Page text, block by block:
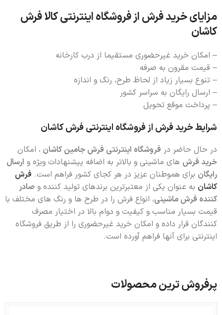
مزایای خرید فرش از فروشگاه اینترنتی کالا فرش
کاشان
– امکان خرید غیرحضوری مستقیما از درب کارخانه
– قیمت مقرون به صرفه
– تنوع بسیار زیاد از لحاظ طرح، رنگ و اندازه
– ارسال رایگان به سراسر کشور
– پرداخت موقع تحویل
شرایط خرید فرش از فروشگاه اینترنتی فرش کاشان
در حال حاضر در فروشگاه اینترنتی فرش جامین کاشان ، امکان
خرید فرش های ماشینی و بالاتر به اضافه پیشنهادات ویژه و ارسال
رایگان برای هموطنان عزیز در هر کجای کشور فراهم است. فرش
کاشان به عنوان یکی از معتبرترین برندهای تولید کننده و صادر
کننده فرش ماشینی، انواع فرش را در طرح ها و رنگ های مختلف با
قیمت بسیار مناسب و کیفیت و دوام بالا در اختیار مصرف
کنندگان قرار داده و امکان خرید غیرحضوری را از طریق فروشگاه
اینترنتی برای آنها فراهم آورده است.
پرفروش ترین محصولات